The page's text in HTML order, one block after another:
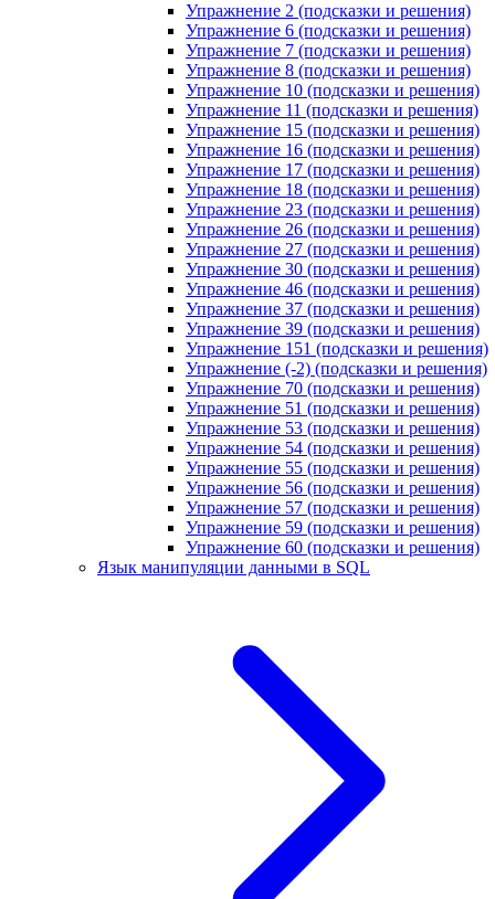
Упражнение 2 (подсказки и решения)
Упражнение 6 (подсказки и решения)
Упражнение 7 (подсказки и решения)
Упражнение 8 (подсказки и решения)
Упражнение 10 (подсказки и решения)
Упражнение 11 (подсказки и решения)
Упражнение 15 (подсказки и решения)
Упражнение 16 (подсказки и решения)
Упражнение 17 (подсказки и решения)
Упражнение 18 (подсказки и решения)
Упражнение 23 (подсказки и решения)
Упражнение 26 (подсказки и решения)
Упражнение 27 (подсказки и решения)
Упражнение 30 (подсказки и решения)
Упражнение 46 (подсказки и решения)
Упражнение 37 (подсказки и решения)
Упражнение 39 (подсказки и решения)
Упражнение 151 (подсказки и решения)
Упражнение (-2) (подсказки и решения)
Упражнение 70 (подсказки и решения)
Упражнение 51 (подсказки и решения)
Упражнение 53 (подсказки и решения)
Упражнение 54 (подсказки и решения)
Упражнение 55 (подсказки и решения)
Упражнение 56 (подсказки и решения)
Упражнение 57 (подсказки и решения)
Упражнение 59 (подсказки и решения)
Упражнение 60 (подсказки и решения)
Язык манипуляции данными в SQL